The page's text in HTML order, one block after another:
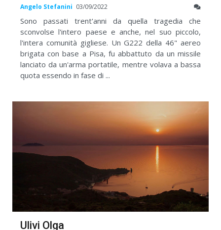
Angelo Stefanini 03/09/2022
Sono passati trent'anni da quella tragedia che
sconvolse l'intero paese e anche, nel suo piccolo,
l'intera comunità gigliese. Un G222 della 46" aereo
brigata con base a Pisa, fu abbattuto da un missile
lanciato da un'arma portatile, mentre volava a bassa
quota essendo in fase di ...
Ulivi Olga